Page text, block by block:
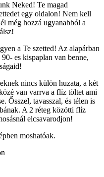
Neked! Te magad
egy oldalon! Nem kell
még hozzá ugyanabból a
a Te szetted! Az alapárban
es kispaplan van benne,
nincs külön huzata, a két
van varrva a flíz töltet ami
Ősszel, tavasszal, és télen is
A 2 réteg közötti flíz
elcsavarodjon!
moshatóak.